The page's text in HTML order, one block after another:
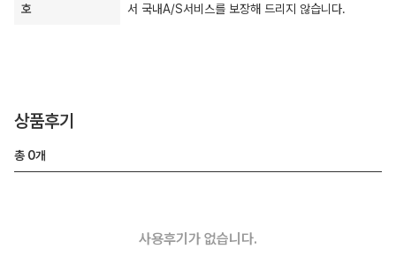
호
서 국내A/S서비스를 보장해 드리지 않습니다.
상품후기
총 0개
사용후기가 없습니다.